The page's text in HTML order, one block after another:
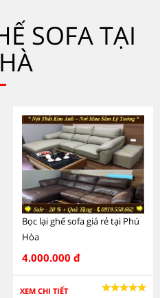
SOFA TẠI
Bọc lại ghế sofa giá rẻ tại Phú
Hòa
4.000.000 đ
XEM CHI TIẾT